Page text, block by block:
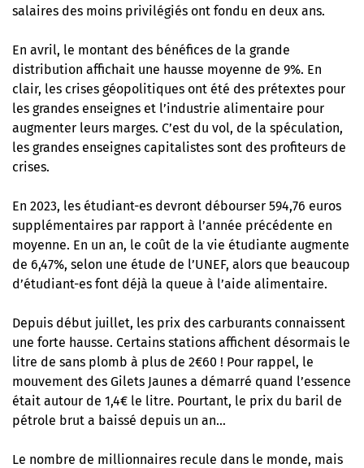
salaires des moins privilégiés ont fondu en deux ans.
En avril, le montant des bénéfices de la grande
distribution affichait une hausse moyenne de 9%. En
clair, les crises géopolitiques ont été des prétextes pour
les grandes enseignes et l’industrie alimentaire pour
augmenter leurs marges. C’est du vol, de la spéculation,
les grandes enseignes capitalistes sont des profiteurs de
crises.
En 2023, les étudiant-es devront débourser 594,76 euros
supplémentaires par rapport à l’année précédente en
moyenne. En un an, le coût de la vie étudiante augmente
de 6,47%, selon une étude de l’UNEF, alors que beaucoup
d’étudiant-es font déjà la queue à l’aide alimentaire.
Depuis début juillet, les prix des carburants connaissent
une forte hausse. Certains stations affichent désormais le
litre de sans plomb à plus de 2€60 ! Pour rappel, le
mouvement des Gilets Jaunes a démarré quand l’essence
était autour de 1,4€ le litre. Pourtant, le prix du baril de
pétrole brut a baissé depuis un an…
Le nombre de millionnaires recule dans le monde, mais